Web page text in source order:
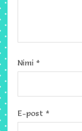
Nimi *
E-post *